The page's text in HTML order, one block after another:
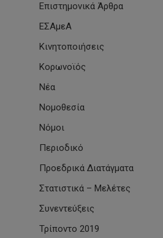
Επιστημονικά Άρθρα
ΕΣΑμεΑ
Κινητοποιήσεις
Κορωνοϊός
Νέα
Νομοθεσία
Νόμοι
Περιοδικό
Προεδρικά Διατάγματα
Στατιστικά – Μελέτες
Συνεντεύξεις
Τρίποντο 2019